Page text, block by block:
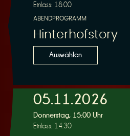
Einlass: 18:00
ABENDPROGRAMM
Hinterhofstory
Auswählen
05.11.2026
Donnerstag, 15:00 Uhr
Einlass: 14:30